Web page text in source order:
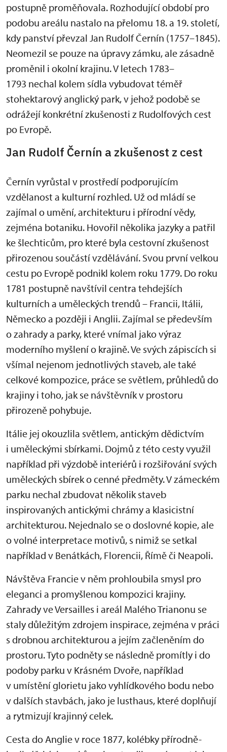
postupně proměňovala. Rozhodující období pro
podobu areálu nastalo na přelomu 18. a 19. století,
kdy panství převzal Jan Rudolf Černín (1757–1845).
Neomezil se pouze na úpravy zámku, ale zásadně
proměnil i okolní krajinu. V letech 1783–
1793 nechal kolem sídla vybudovat téměř
stohektarový anglický park, v jehož podobě se
odrážejí konkrétní zkušenosti z Rudolfových cest
po Evropě.
Jan Rudolf Černín a zkušenost z cest
Černín vyrůstal v prostředí podporujícím
vzdělanost a kulturní rozhled. Už od mládí se
zajímal o umění, architekturu i přírodní vědy,
zejména botaniku. Hovořil několika jazyky a patřil
ke šlechticům, pro které byla cestovní zkušenost
přirozenou součástí vzdělávání. Svou první velkou
cestu po Evropě podnikl kolem roku 1779. Do roku
1781 postupně navštívil centra tehdejších
kulturních a uměleckých trendů – Francii, Itálii,
Německo a později i Anglii. Zajímal se především
o zahrady a parky, které vnímal jako výraz
moderního myšlení o krajině. Ve svých zápiscích si
všímal nejenom jednotlivých staveb, ale také
celkové kompozice, práce se světlem, průhledů do
krajiny i toho, jak se návštěvník v prostoru
přirozeně pohybuje.
Itálie jej okouzlila světlem, antickým dědictvím
i uměleckými sbírkami. Dojmů z této cesty využil
například při výzdobě interiérů i rozšiřování svých
uměleckých sbírek o cenné předměty. V zámeckém
parku nechal zbudovat několik staveb
inspirovaných antickými chrámy a klasicistní
architekturou. Nejednalo se o doslovné kopie, ale
o volné interpretace motivů, s nimiž se setkal
například v Benátkách, Florencii, Římě či Neapoli.
Návštěva Francie v něm prohloubila smysl pro
eleganci a promyšlenou kompozici krajiny.
Zahrady ve Versailles i areál Malého Trianonu se
staly důležitým zdrojem inspirace, zejména v práci
s drobnou architekturou a jejím začleněním do
prostoru. Tyto podněty se následně promítly i do
podoby parku v Krásném Dvoře, například
v umístění glorietu jako vyhlídkového bodu nebo
v dalších stavbách, jako je lusthaus, které doplňují
a rytmizují krajinný celek.
Cesta do Anglie v roce 1877, kolébky přírodně-